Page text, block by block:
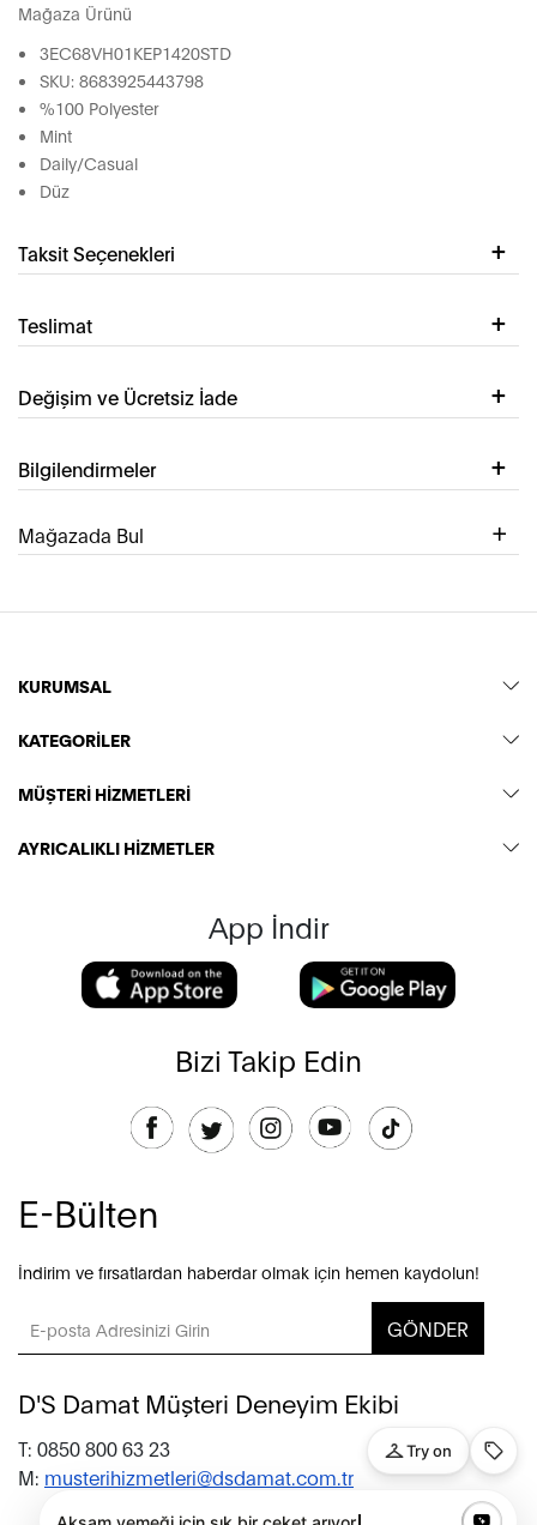
Mağaza Ürünü
3EC68VH01KEP1420STD
SKU: 8683925443798
%100 Polyester
Mint
Daily/Casual
Düz
Taksit Seçenekleri
Teslimat
Değişim ve Ücretsiz İade
Bilgilendirmeler
Mağazada Bul
KURUMSAL
KATEGORİLER
MÜŞTERİ HİZMETLERİ
AYRICALIKLI HİZMETLER
App İndir
Bizi Takip Edin
E-Bülten
İndirim ve fırsatlardan haberdar olmak için hemen kaydolun!
GÖNDER
D'S Damat Müşteri Deneyim Ekibi
T: 0850 800 63 23
M: musterihizmetleri@dsdamat.com.tr